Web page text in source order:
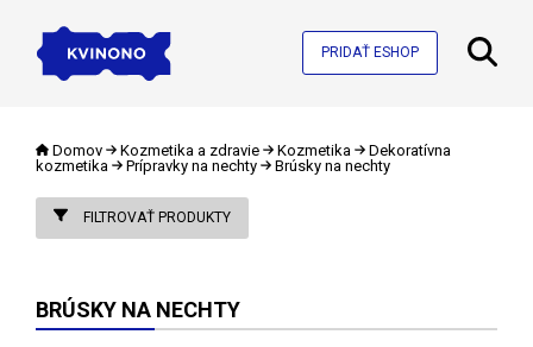
PRIDAŤ ESHOP
Domov Kozmetika a zdravie Kozmetika
Dekoratívna
kozmetika
Prípravky na nechty Brúsky na nechty
FILTROVAŤ PRODUKTY
BRÚSKY NA NECHTY